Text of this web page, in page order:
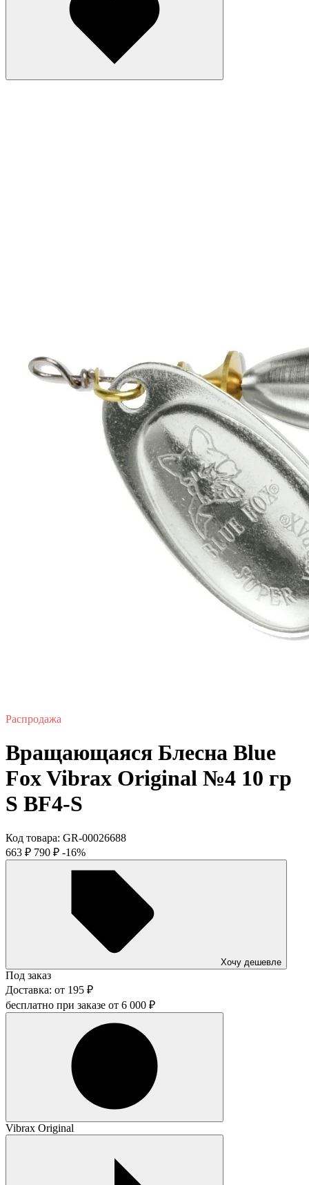
Распродажа
Вращающаяся Блесна Blue
Fox Vibrax Original №4 10 гр
S BF4-S
Код товара: GR-00026688
663 ₽ 790 ₽ -16%
Хочу дешевле
Под заказ
Доставка: от 195 ₽
бесплатно при заказе от 6 000 ₽
Vibrax Original